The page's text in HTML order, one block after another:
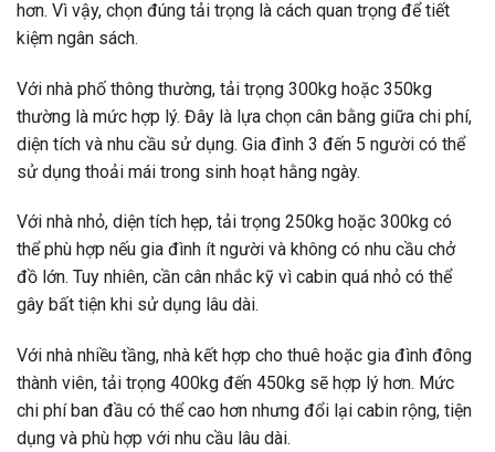
hơn. Vì vậy, chọn đúng tải trọng là cách quan trọng để tiết
kiệm ngân sách.
Với nhà phố thông thường, tải trọng 300kg hoặc 350kg
thường là mức hợp lý. Đây là lựa chọn cân bằng giữa chi phí,
diện tích và nhu cầu sử dụng. Gia đình 3 đến 5 người có thể
sử dụng thoải mái trong sinh hoạt hằng ngày.
Với nhà nhỏ, diện tích hẹp, tải trọng 250kg hoặc 300kg có
thể phù hợp nếu gia đình ít người và không có nhu cầu chở
đồ lớn. Tuy nhiên, cần cân nhắc kỹ vì cabin quá nhỏ có thể
gây bất tiện khi sử dụng lâu dài.
Với nhà nhiều tầng, nhà kết hợp cho thuê hoặc gia đình đông
thành viên, tải trọng 400kg đến 450kg sẽ hợp lý hơn. Mức
chi phí ban đầu có thể cao hơn nhưng đổi lại cabin rộng, tiện
dụng và phù hợp với nhu cầu lâu dài.